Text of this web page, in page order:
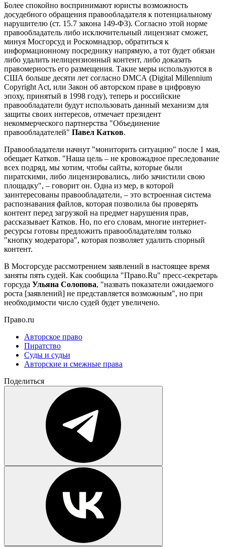
Более спокойно воспринимают юристы возможность
досудебного обращения правообладателя к потенциальному
нарушителю (ст. 15.7 закона 149-ФЗ). Согласно этой норме
правообладатель либо исключительный лицензиат сможет,
минуя Мосгорсуд и Роскомнадзор, обратиться к
информационному посреднику напрямую, а тот будет обязан
либо удалить нелицензионный контент, либо доказать
правомерность его размещения. Такие меры используются в
США больше десяти лет согласно DMCA (Digital Millennium
Copyright Act, или Закон об авторском праве в цифровую
эпоху, принятый в 1998 году), теперь и российские
правообладатели будут использовать данный механизм для
защиты своих интересов, отмечает президент
некоммерческого партнерства "Объединение
правообладателей" Павел Катков.
Правообладатели начнут "мониторить ситуацию" после 1 мая,
обещает Катков. "Наша цель – не кровожадное преследование
всех подряд, мы хотим, чтобы сайты, которые были
пиратскими, либо лицензировались, либо зачистили свою
площадку", – говорит он. Одна из мер, в которой
заинтересованы правообладатели, – это встроенная система
распознавания файлов, которая позволила бы проверять
контент перед загрузкой на предмет нарушения прав,
рассказывает Катков. Но, по его словам, многие интернет-
ресурсы готовы предложить правообладателям только
"кнопку модератора", которая позволяет удалить спорный
контент.
В Мосгорсуде рассмотрением заявлений в настоящее время
заняты пять судей. Как сообщила "Право.Ru" пресс-секретарь
горсуда Ульяна Солопова, "назвать показатели ожидаемого
роста [заявлений] не представляется возможным", но при
необходимости число судей будет увеличено.
Право.ru
Авторское право
Пиратство
Суды и судьи
Авторские и смежные права
Поделиться